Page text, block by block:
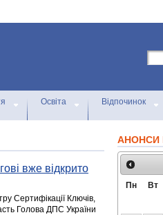
Освіта Відпочинок
вже відкрито
Сертифікації Ключів,
Голова ДПС України
АНОНСИ
Пн Вт